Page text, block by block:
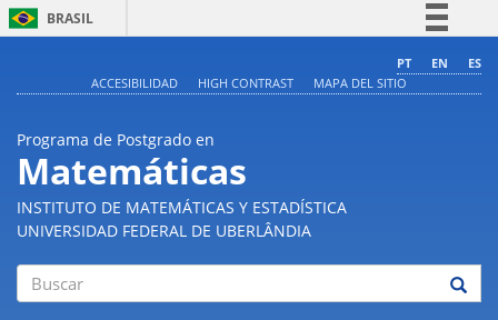
BRASIL
Comunica BR
PT EN
ES
ACCESIBILIDAD
HIGH CONTRAST MAPA DEL SITIO
Programa de Postgrado en
Matemáticas
INSTITUTO DE MATEMÁTICAS Y ESTADÍSTICA
UNIVERSIDAD FEDERAL DE UBERLÂNDIA